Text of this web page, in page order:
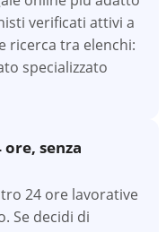
verificati attivi a
ricerca tra elenchi:
specializzato
senza
24 ore lavorative
Se decidi di